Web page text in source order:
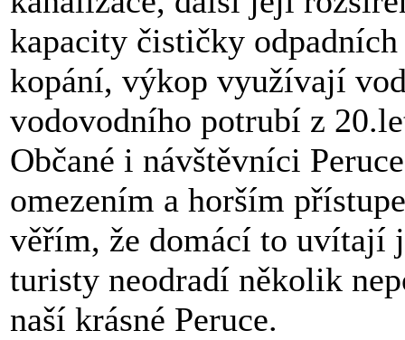
kapacity čističky
kopání, výkop využívají
vodovodního potrubí z
Občané i návštěvníci
omezením a horším
věřím, že domácí to uvítají
turisty neodradí několik
naší krásné Peruce.